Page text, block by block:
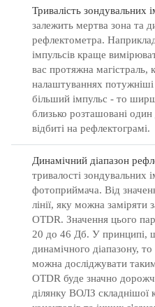
Тривалість зондувальних
залежить мертва зона та
рефлектометра.
імпульсів краще
вас протяжна магістраль,
налаштуваннях потужніші
більший імпульс - то
близько розташовані
відбиті на рефлектограмі.
Динамічний діапазон
тривалості зондувальних
фотоприймача. Від
лінії, яку можна
OTDR. Значення цього
20 до 46 Дб. У принципі,
динамічного діапазону,
можна досліджувати
OTDR буде значно
ділянку ВОЛЗ складнішої